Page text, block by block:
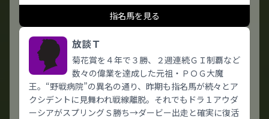
指名馬を見る
放談Ｔ
菊花賞を４年で３勝、２週連続ＧＩ制覇など
数々の偉業を達成した元祖・ＰＯＧ大魔
王。“野戦病院”の異名の通り、昨期も指名馬が続々とア
クシデントに見舞われ戦線離脱。それでもドラ１アウダ
ーシアがスプリングＳ勝ち→ダービー出走と確実に復活